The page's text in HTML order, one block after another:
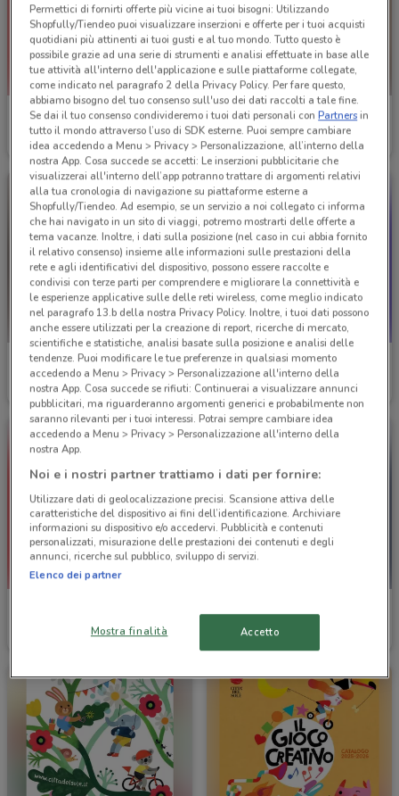
Original Marines
Scade il 19/05 912 m
Cam
Scade il 31/12 1.1 km
Cam
Scade il 31/12 1.1 km
Idexe
Scade il 19/05
3.9 km Scade il 19/05
Permettici di fornirti offerte più vicine ai tuoi bisogni: Utilizzando
Shopfully/Tiendeo puoi visualizzare inserzioni e offerte per i tuoi acquisti
quotidiani più attinenti ai tuoi gusti e al tuo mondo. Tutto questo è
possibile grazie ad una serie di strumenti e analisi effettuate in base alle
tue attività all'interno dell'applicazione e sulle piattaforme collegate,
come indicato nel paragrafo 2 della Privacy Policy. Per fare questo,
abbiamo bisogno del tuo consenso sull'uso dei dati raccolti a tale fine.
Se dai il tuo consenso condivideremo i tuoi dati personali conPartnersin
tutto il mondo attraverso l’uso di SDK esterne. Puoi sempre cambiare
idea accedendo a Menu > Privacy > Personalizzazione, all’interno della
nostra App. Cosa succede se accetti: Le inserzioni pubblicitarie che
visualizzerai all'interno dell’app potranno trattare di argomenti relativi
alla tua cronologia di navigazione su piattaforme esterne a
Shopfully/Tiendeo. Ad esempio, se un servizio a noi collegato ci informa
che hai navigato in un sito di viaggi, potremo mostrarti delle offerte a
tema vacanze. Inoltre, i dati sulla posizione (nel caso in cui abbia fornito
il relativo consenso) insieme alle informazioni sulle prestazioni della
rete e agli identificativi del dispositivo, possono essere raccolte e
condivisi con terze parti per comprendere e migliorare la connettività e
le esperienze applicative sulle delle reti wireless, come meglio indicato
nel paragrafo 13.b della nostra Privacy Policy. Inoltre, i tuoi dati possono
anche essere utilizzati per la creazione di report, ricerche di mercato,
scientifiche e statistiche, analisi basate sulla posizione e analisi delle
tendenze. Puoi modificare le tue preferenze in qualsiasi momento
accedendo a Menu > Privacy > Personalizzazione all'interno della
nostra App. Cosa succede se rifiuti: Continuerai a visualizzare annunci
pubblicitari, ma riguarderanno argomenti generici e probabilmente non
saranno rilevanti per i tuoi interessi. Potrai sempre cambiare idea
accedendo a Menu > Privacy > Personalizzazione all'interno della
nostra App.
Noi e i nostri partner trattiamo i dati per fornire:
Utilizzare dati di geolocalizzazione precisi. Scansione attiva delle
caratteristiche del dispositivo ai fini dell’identificazione. Archiviare
informazioni su dispositivo e/o accedervi. Pubblicità e contenuti
personalizzati, misurazione delle prestazioni dei contenuti e degli
annunci, ricerche sul pubblico, sviluppo di servizi.
Elenco dei partner
Mostra finalità Accetto